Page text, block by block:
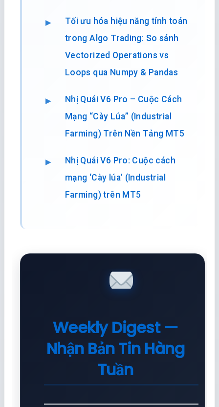
Tối ưu hóa hiệu năng tính toán
trong Algo Trading: So sánh
Vectorized Operations vs
Loops qua Numpy & Pandas
Nhị Quái V6 Pro – Cuộc Cách
Mạng “Cày Lúa” (Industrial
Farming) Trên Nền Tảng MT5
Nhị Quái V6 Pro: Cuộc cách
mạng ‘Cày lúa’ (Industrial
Farming) trên MT5
Weekly Digest —
Nhận Bản Tin Hàng
Tuần